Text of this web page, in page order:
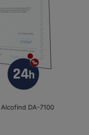
DA-7100